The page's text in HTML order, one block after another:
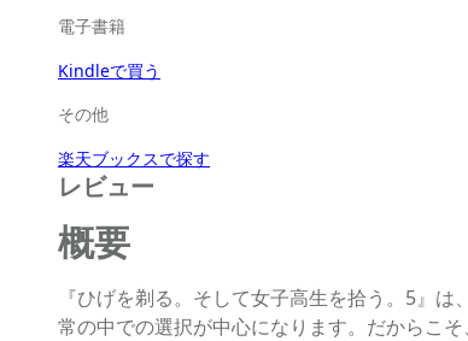
電子書籍
Kindleで買う
その他
楽天ブックスで探す
レビュー
概要
『ひげを剃る。そして女子高生を拾う。5』
常の中での選択が中心になります。だからこ